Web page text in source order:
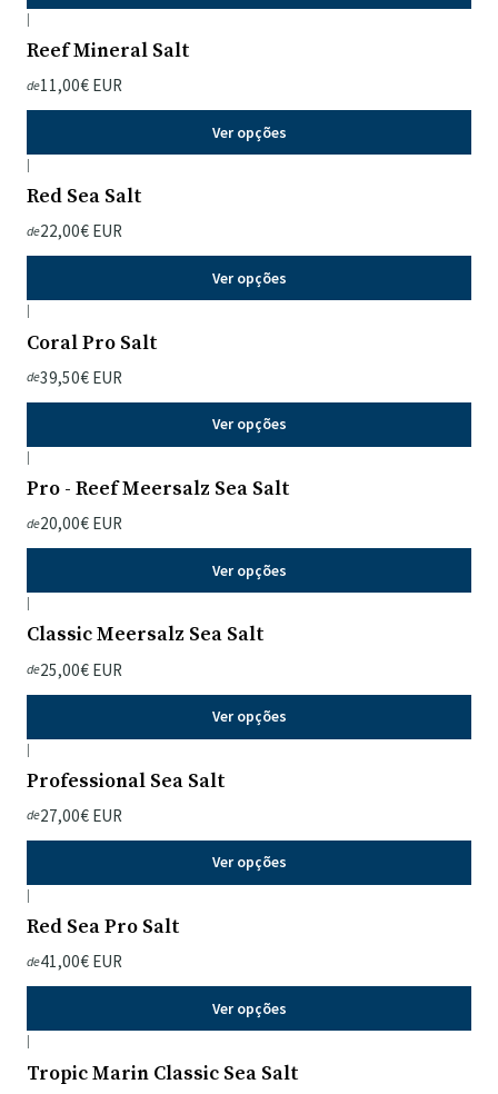
|
Reef Mineral Salt
de11,00€ EUR
Ver opções
|
Red Sea Salt
de22,00€ EUR
Ver opções
|
Coral Pro Salt
de39,50€ EUR
Ver opções
|
Pro - Reef Meersalz Sea Salt
de20,00€ EUR
Ver opções
|
Classic Meersalz Sea Salt
de25,00€ EUR
Ver opções
|
Professional Sea Salt
de27,00€ EUR
Ver opções
|
Red Sea Pro Salt
de41,00€ EUR
Ver opções
|
Tropic Marin Classic Sea Salt